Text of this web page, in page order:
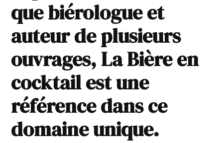
que biérologue et
auteur de plusieurs
ouvrages, La Bière en
cocktail est une
référence dans ce
domaine unique.